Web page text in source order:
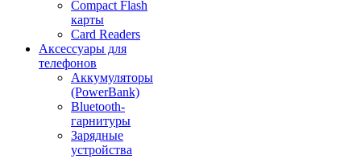
Compact Flash
карты
Card Readers
Аксессуары для
телефонов
Аккумуляторы
(PowerBank)
Bluetooth-
гарнитуры
Зарядные
устройства